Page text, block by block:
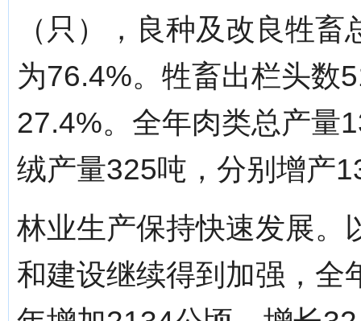
（只），良种及改良牲
为76.4%。牲畜出栏头数
27.4%。全年肉类总产量
绒产量325吨，分别增产
林业生产保持快速发展。
和建设继续得到加强，全